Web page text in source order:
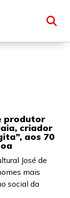
produtor
criador
aos 70
José de
mais
social da